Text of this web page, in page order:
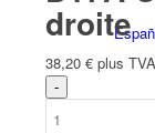
droite
38,20 € plus TVA